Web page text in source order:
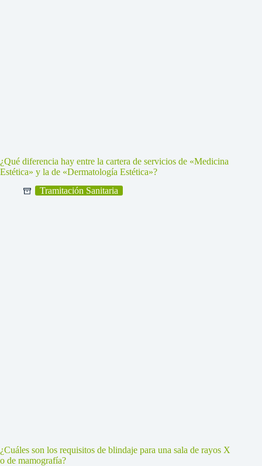
¿Qué diferencia hay entre la cartera de servicios de «Medicina
Estética» y la de «Dermatología Estética»?
Tramitación Sanitaria
¿Cuáles son los requisitos de blindaje para una sala de rayos X
o de mamografía?